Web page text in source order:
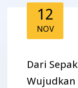
12
NOV
Dari